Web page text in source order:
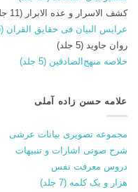
کشف الاسرار و عده الابرار (11 جلد)
عرایس البیان فی حقایق القران (6 جلد)
روان جاوید (5 جلد)
خلاصه منهج‌الصادقین (5 جلد)
علامه حسن زاده آملی
مجموعه تصویری بیانات عرشی
شرح صوتی اشارات و تنبیهات
دروس معرفت نفس
هزار و یک کلمه (7 جلد)